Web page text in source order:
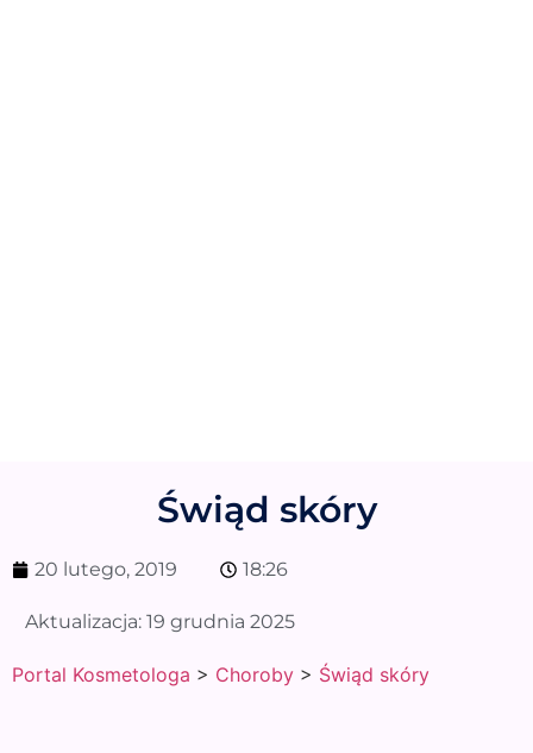
Świąd skóry
20 lutego, 2019 18:26
Aktualizacja: 19 grudnia 2025
Portal Kosmetologa > Choroby > Świąd skóry